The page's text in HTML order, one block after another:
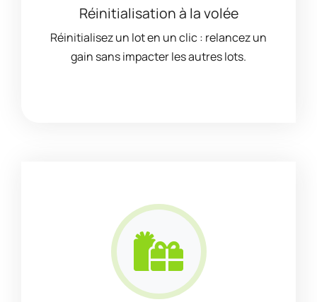
Réinitialisation à la volée
Réinitialisez un lot en un clic : relancez un
gain sans impacter les autres lots.